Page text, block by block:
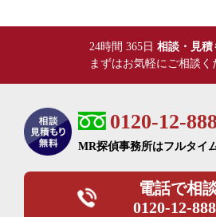
24時間 365日 相談・見積
まずはお気軽にご相談く
0120-12-
MR探偵事務所はフルタイ
電話で相
0120-12-